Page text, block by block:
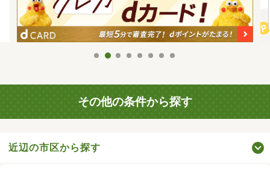
その他の条件から探す
近辺の市区から探す